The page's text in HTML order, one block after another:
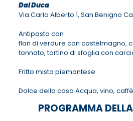
Dal Duca
Via Carlo Alberto 1, San Benigno
Antipasto con
flan di verdure con castelmagno,
tonnato, tortino di sfoglia con
Fritto misto piemontese
Dolce della casa Acqua, vino, caffè
PROGRAMMA